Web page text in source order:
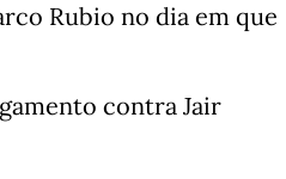
Rubio no dia em que
contra Jair